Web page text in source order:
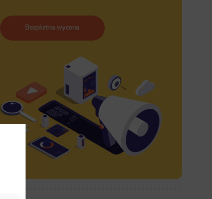
Bezpłatna wycena